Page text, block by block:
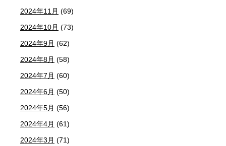
2024年11月 (69)
2024年10月 (73)
2024年9月 (62)
2024年8月 (58)
2024年7月 (60)
2024年6月 (50)
2024年5月 (56)
2024年4月 (61)
2024年3月 (71)